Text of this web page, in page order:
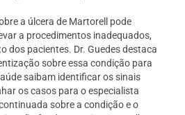
a úlcera de Martorell pode
a procedimentos inadequados,
dos pacientes. Dr. Guedes destaca
sobre essa condição para
saibam identificar os sinais
os casos para o especialista
sobre a condição e o